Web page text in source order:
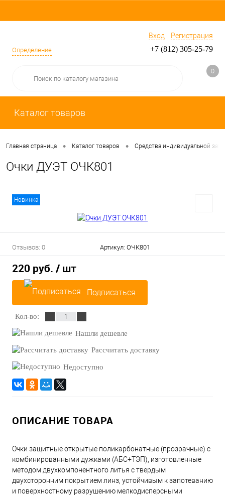
Определение
Вход Регистрация
+7 (812) 305-25-79
0
Каталог товаров
Главная страница • Каталог товаров • Средства индивидуальной
Очки ДУЭТ ОЧК801
Новинка
Отзывов: 0 Артикул: ОЧК801
220 руб. / шт
Подписаться
Кол-во:
Нашли дешевле
Рассчитать доставку
Недоступно
ОПИСАНИЕ ТОВАРА
Очки защитные открытые поликарбонатные (прозрачные) с
комбинированными дужками (АБС+ТЭП), изготовленные
методом двухкомпонентного литья с твердым
двухсторонним покрытием линз, устойчивым к запотеванию
и поверхностному разрушению мелкодисперсными